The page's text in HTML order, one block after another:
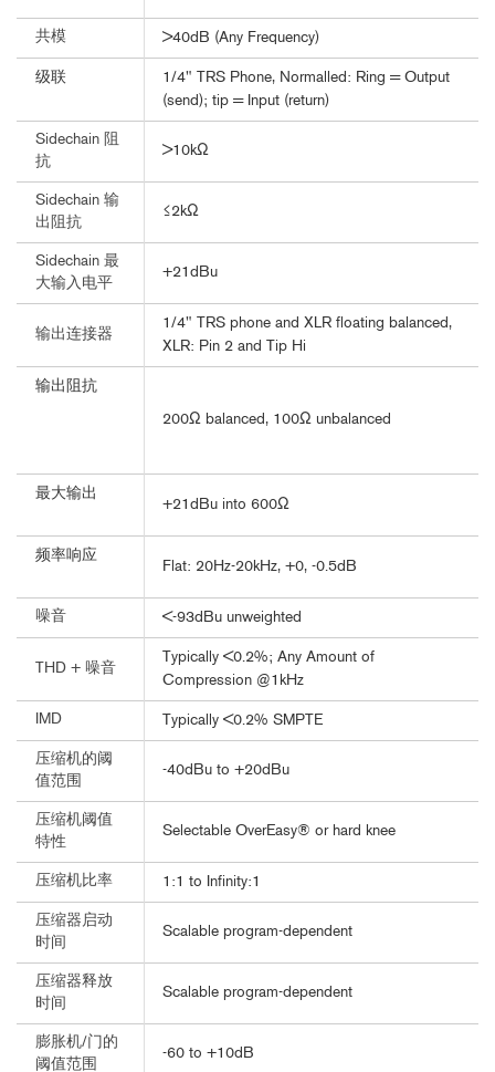
共模 >40dB (Any Frequency)
级联
1/4" TRS Phone, Normalled: Ring = Output
(send); tip = Input (return)
Sidechain 阻
抗
>10kΩ
Sidechain 输
出阻抗
≤2kΩ
Sidechain 最
大输入电平
+21dBu
输出连接器
1/4" TRS phone and XLR floating balanced,
XLR: Pin 2 and Tip Hi
输出阻抗
200Ω balanced, 100Ω unbalanced
最大输出
+21dBu into 600Ω
频率响应
Flat: 20Hz-20kHz, +0, -0.5dB
噪音 <-93dBu unweighted
THD + 噪音
Typically <0.2%; Any Amount of
Compression @1kHz
IMD Typically <0.2% SMPTE
压缩机的阈
值范围
-40dBu to +20dBu
压缩机阈值
特性
Selectable OverEasy® or hard knee
压缩机比率 1:1 to Infinity:1
压缩器启动
时间
Scalable program-dependent
压缩器释放
时间
Scalable program-dependent
膨胀机/门的
阈值范围
-60 to +10dB